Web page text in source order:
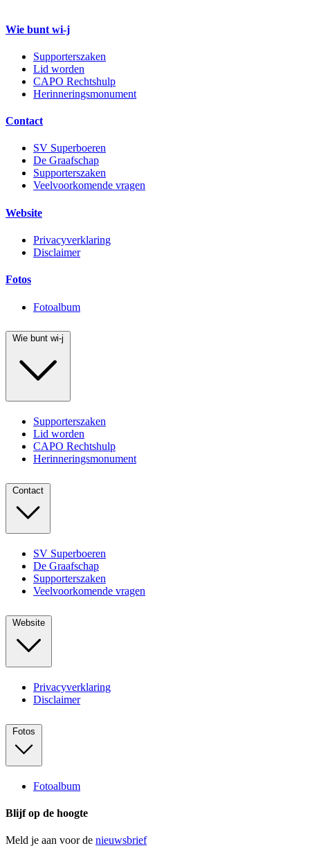
Wie bunt wi-j
Supporterszaken
Lid worden
CAPO Rechtshulp
Herinneringsmonument
Contact
SV Superboeren
De Graafschap
Supporterszaken
Veelvoorkomende vragen
Website
Privacyverklaring
Disclaimer
Fotos
Fotoalbum
Wie bunt wi-j
Supporterszaken
Lid worden
CAPO Rechtshulp
Herinneringsmonument
Contact
SV Superboeren
De Graafschap
Supporterszaken
Veelvoorkomende vragen
Website
Privacyverklaring
Disclaimer
Fotos
Fotoalbum
Blijf op de hoogte
Meld je aan voor de nieuwsbrief